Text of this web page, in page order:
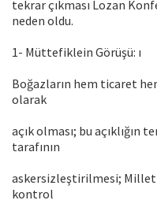
tekrar çıkması Lozan
neden oldu.
1- Müttefiklein Görüşü: ı
Boğazların hem ticaret
olarak
açık olması; bu açıklığın
tarafının
askersizleştirilmesi;
kontrol